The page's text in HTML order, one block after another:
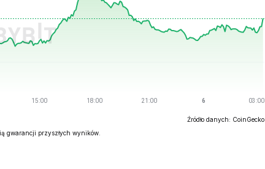
Źródło danych: CoinGecko
gwarancji przyszłych wyników.